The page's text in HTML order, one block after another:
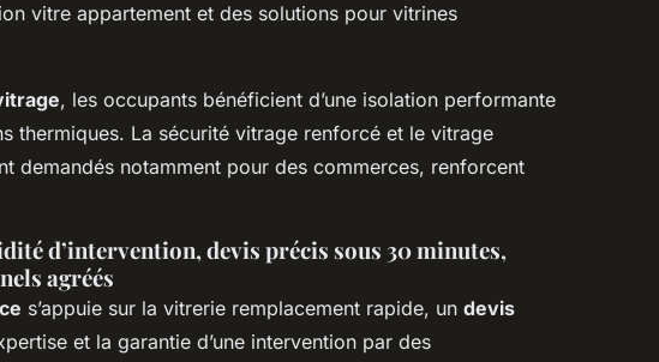
vitre appartement et des solutions pour vitrines
, les occupants bénéficient d’une isolation performante
thermiques. La sécurité vitrage renforcé et le vitrage
demandés notamment pour des commerces, renforcent
d’intervention, devis précis sous 30 minutes,
agréés
s’appuie sur la vitrerie remplacement rapide, un devis
et la garantie d’une intervention par des